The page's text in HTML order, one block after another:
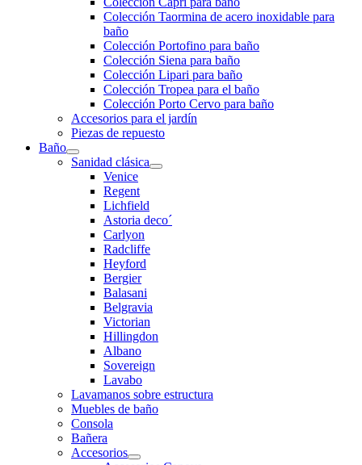
Colección Taormina de acero inoxidable para
baño
Colección Portofino para baño
Colección Siena para baño
Colección Lipari para baño
Colección Tropea para el baño
Colección Porto Cervo para baño
Accesorios para el jardín
Piezas de repuesto
Baño
Sanidad clásica
Venice
Regent
Lichfield
Astoria deco´
Carlyon
Radcliffe
Heyford
Bergier
Balasani
Belgravia
Victorian
Hillingdon
Albano
Sovereign
Lavabo
Lavamanos sobre estructura
Muebles de baño
Consola
Bañera
Accesorios